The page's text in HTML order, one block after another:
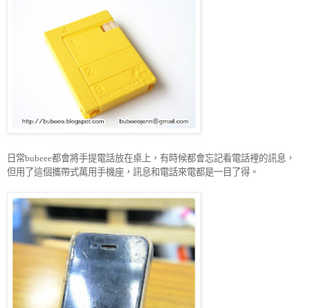
日常bubeee都會將手提電話放在桌上，有時候都會忘記看電話裡的訊息，
但用了這個攜帶式萬用手機座，訊息和電話來電都是一目了得。